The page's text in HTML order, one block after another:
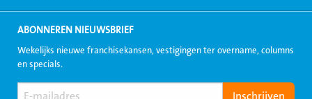
ABONNEREN NIEUWSBRIEF
Wekelijks nieuwe franchisekansen, vestigingen ter overname, columns
en specials.